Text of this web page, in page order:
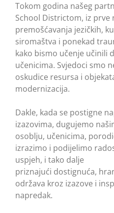
Tokom godina našeg
School Districtom, iz prve
premošćavanja jezičkih,
siromaštva i ponekad
kako bismo učenje učinili
učenicima. Svjedoci smo
oskudice resursa i
modernizacija.
Dakle, kada se postigne
izazovima, dugujemo
osoblju, učenicima,
izrazimo i podijelimo
uspjeh, i tako dalje
priznajući dostignuća,
održava kroz izazove i
napredak.